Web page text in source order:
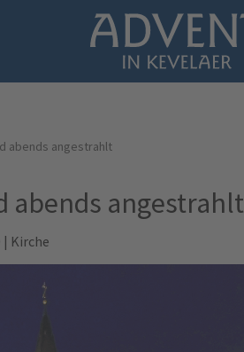
abends angestrahlt
abends angestrahlt
| Kirche